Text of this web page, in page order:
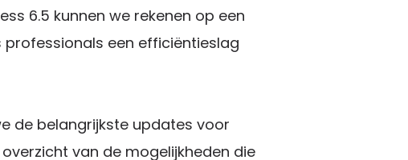
6.5 kunnen we rekenen op een
een efficiëntieslag
de belangrijkste updates voor
van de mogelijkheden die